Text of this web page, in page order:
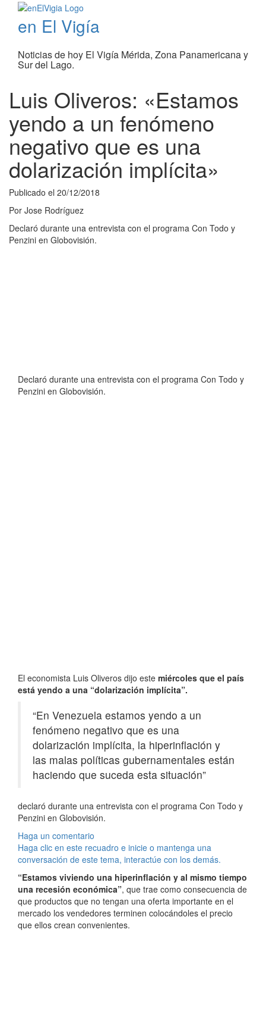
en El Vigía
Noticias de hoy El Vigía Mérida, Zona Panamericana y
Sur del Lago.
Luis Oliveros: «Estamos
yendo a un fenómeno
negativo que es una
dolarización implícita»
Publicado el 20/12/2018
Por Jose Rodríguez
Declaró durante una entrevista con el programa Con Todo y
Penzini en Globovisión.
Declaró durante una entrevista con el programa Con Todo y
Penzini en Globovisión.
El economista Luis Oliveros dijo este miércoles que el país
está yendo a una “dolarización implícita”.
“En Venezuela estamos yendo a un
fenómeno negativo que es una
dolarización implícita, la hiperinflación y
las malas políticas gubernamentales están
haciendo que suceda esta situación”
declaró durante una entrevista con el programa Con Todo y
Penzini en Globovisión.
Haga un comentario
Haga clic en este recuadro e inicie o mantenga una
conversación de este tema, interactúe con los demás.
“Estamos viviendo una hiperinflación y al mismo tiempo
una recesión económica”, que trae como consecuencia de
que productos que no tengan una oferta importante en el
mercado los vendedores terminen colocándoles el precio
que ellos crean convenientes.